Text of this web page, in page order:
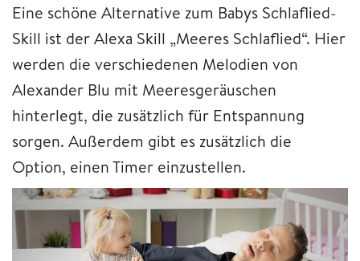
Eine schöne Alternative zum Babys Schlaflied-
Skill ist der Alexa Skill „Meeres Schlaflied“. Hier
werden die verschiedenen Melodien von
Alexander Blu mit Meeresgeräuschen
hinterlegt, die zusätzlich für Entspannung
sorgen. Außerdem gibt es zusätzlich die
Option, einen Timer einzustellen.